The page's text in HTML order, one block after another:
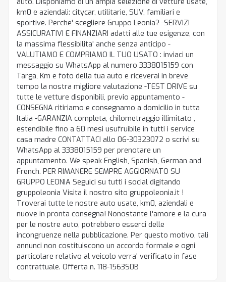
km0 e aziendali: citycar, utilitarie, SUV, familiari e
sportive. Perche' scegliere Gruppo Leonia? -SERVIZI
ASSICURATIVI E FINANZIARI adatti alle tue esigenze, con
la massima flessibilita' anche senza anticipo -
VALUTIAMO E COMPRIAMO IL TUO USATO : inviaci un
messaggio su WhatsApp al numero 3338015159 con
Targa, Km e foto della tua auto e riceverai in breve
tempo la nostra migliore valutazione -TEST DRIVE su
tutte le vetture disponibili, previo appuntamento -
CONSEGNA ritiriamo e consegnamo a domicilio in tutta
Italia -GARANZIA completa, chilometraggio illimitato ,
estendibile fino a 60 mesi usufruibile in tutti i service
casa madre CONTATTACI allo 06-30323072 o scrivi su
WhatsApp al 3338015159 per prenotare un
appuntamento. We speak English, Spanish, German and
French. PER RIMANERE SEMPRE AGGIORNATO SU
GRUPPO LEONIA Seguici su tutti i social digitando
gruppoleonia Visita il nostro sito gruppoleonia.it !
Troverai tutte le nostre auto usate, km0, aziendali e
nuove in pronta consegna! Nonostante l'amore e la cura
per le nostre auto, potrebbero esserci delle
incongruenze nella pubblicazione. Per questo motivo, tali
annunci non costituiscono un accordo formale e ogni
particolare relativo al veicolo verra' verificato in fase
contrattuale. Offerta n. 118-1563S0B